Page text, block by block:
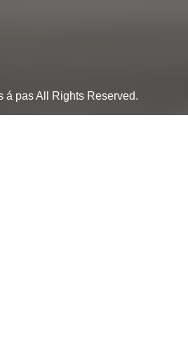
á pas All Rights Reserved.